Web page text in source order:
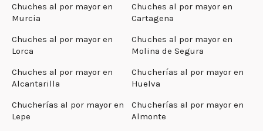
Chuches al por mayor en
Murcia
Chuches al por mayor en
Cartagena
Chuches al por mayor en
Lorca
Chuches al por mayor en
Molina de Segura
Chuches al por mayor en
Alcantarilla
Chucherías al por mayor en
Huelva
Chucherías al por mayor en
Lepe
Chucherías al por mayor en
Almonte